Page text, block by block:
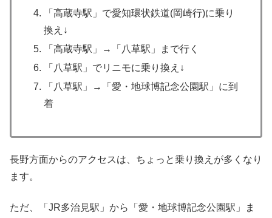
「高蔵寺駅」で愛知環状鉄道(岡崎行)に乗り
換え↓
「高蔵寺駅」→「八草駅」まで行く
「八草駅」でリニモに乗り換え↓
「八草駅」→「愛・地球博記念公園駅」に到
着
長野方面からのアクセスは、ちょっと乗り換えが多くなり
ます。
ただ、「JR多治見駅」から「愛・地球博記念公園駅」ま